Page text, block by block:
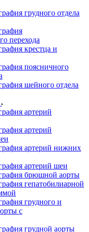
грудного отдела
перехода
крестца и
поясничного
шейного отдела
артерий
артерий
артерий нижних
артерий шеи
брюшной аорты
гепатобилиарной
грудного и
с
грудной аорты